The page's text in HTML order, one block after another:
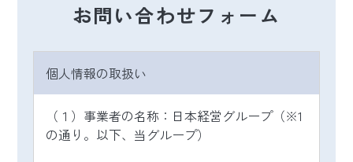
お問い合わせフォーム
個人情報の取扱い
（１）事業者の名称：日本経営グループ（※1
の通り。以下、当グループ）